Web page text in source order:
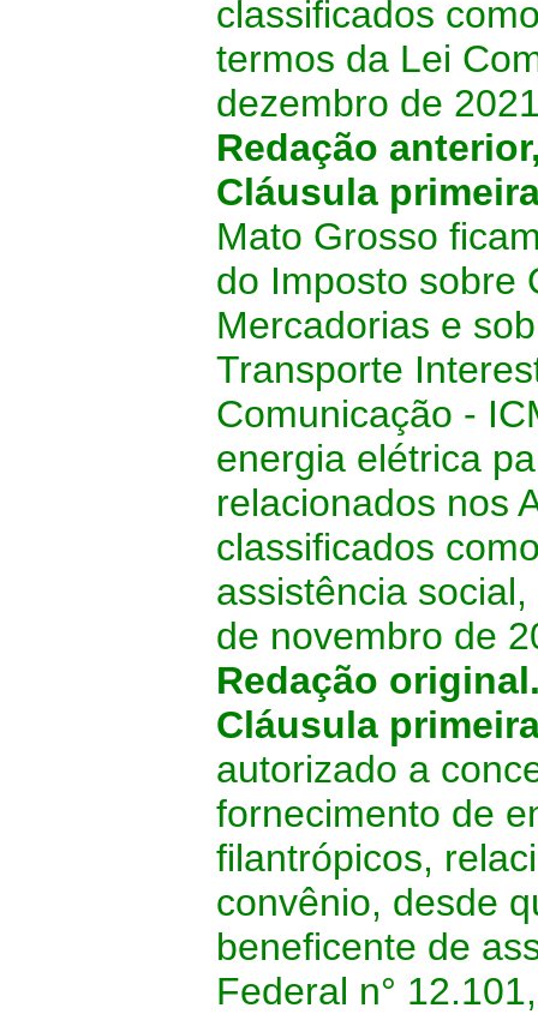
classificados
termos da Lei
dezembro de
Redação
Cláusula
Mato Grosso
do Imposto sobre
Mercadorias e
Transporte
Comunicação -
energia elétrica
relacionados nos
classificados
assistência
de novembro de
Redação
Cláusula
autorizado a
fornecimento de
filantrópicos,
convênio, desde
beneficente de
Federal n°